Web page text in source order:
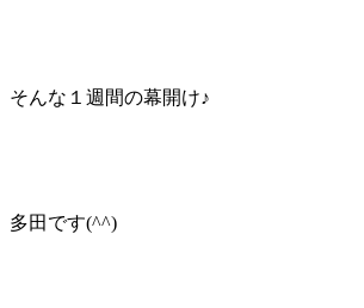
そんな１週間の幕開け♪
多田です(^^)